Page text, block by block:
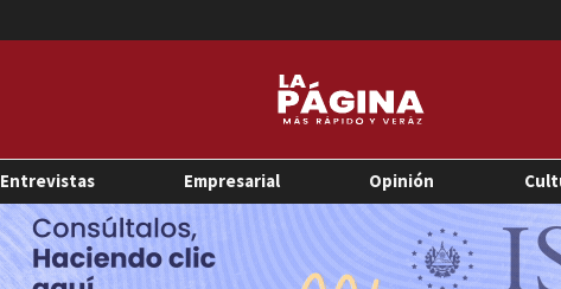
Entrevistas Empresarial Opinión